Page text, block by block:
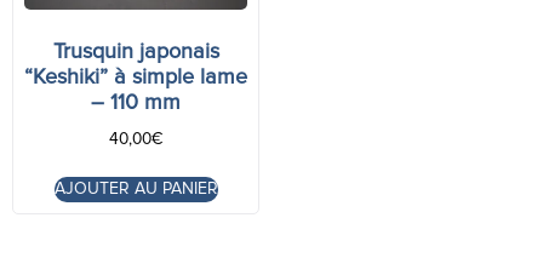
Trusquin japonais
“Keshiki” à simple lame
– 110 mm
40,00€
AJOUTER AU PANIER